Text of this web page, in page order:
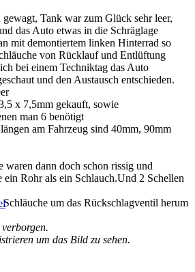
Tank war zum Glück sehr leer,
das Auto etwas in die Schräglage
mit demontiertem linken Hinterrad so
von Rücklauf und Entlüftung
bei einem Techniktag das Auto
und den Austausch entschieden.
x 7,5mm gekauft, sowie
man 6 benötigt
am Fahrzeug sind 40mm, 90mm
waren dann doch schon rissig und
ein Rohr als ein Schlauch.Und 2 Schellen
um das Rückschlagventil herum
um das Bild zu sehen.